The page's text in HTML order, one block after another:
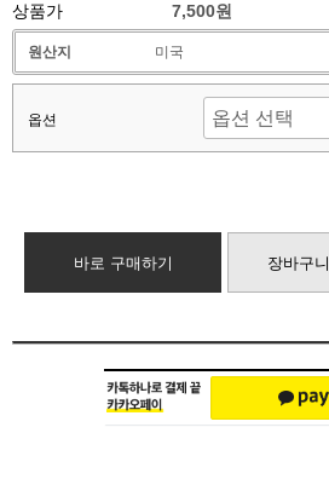
상품가
7,500원
원산지 미국
옵션
바로 구매하기 장바구니